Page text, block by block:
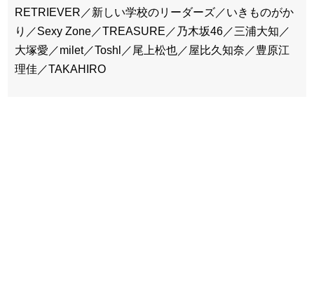
RETRIEVER／新しい学校のリーダーズ／いきものがか
り／Sexy Zone／TREASURE／乃木坂46／三浦大知／
大塚愛／milet／Toshl／尾上松也／屋比久知奈／豊原江
理佳／TAKAHIRO